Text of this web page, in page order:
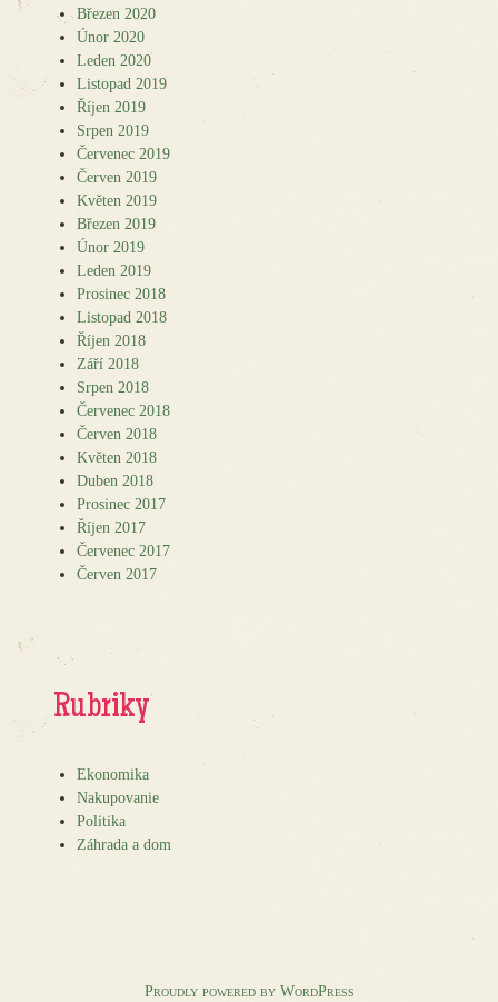
Březen 2020
Únor 2020
Leden 2020
Listopad 2019
Říjen 2019
Srpen 2019
Červenec 2019
Červen 2019
Květen 2019
Březen 2019
Únor 2019
Leden 2019
Prosinec 2018
Listopad 2018
Říjen 2018
Září 2018
Srpen 2018
Červenec 2018
Červen 2018
Květen 2018
Duben 2018
Prosinec 2017
Říjen 2017
Červenec 2017
Červen 2017
Rubriky
Ekonomika
Nakupovanie
Politika
Záhrada a dom
Proudly powered by WordPress